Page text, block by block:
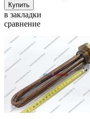
в закладки
сравнение